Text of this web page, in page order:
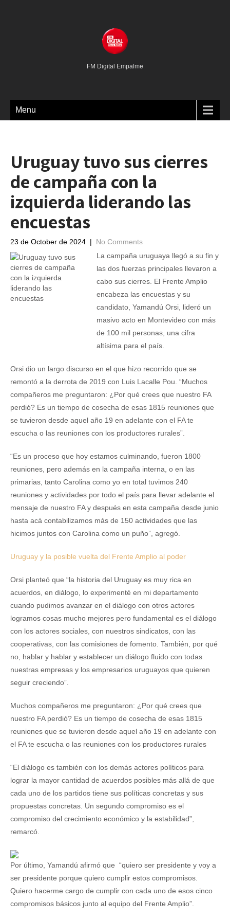
FM Digital Empalme
Menu
Uruguay tuvo sus cierres
de campaña con la
izquierda liderando las
encuestas
23 de October de 2024 | No Comments
La campaña uruguaya llegó a su fin y
las dos fuerzas principales llevaron a
cabo sus cierres. El Frente Amplio
encabeza las encuestas y su
candidato, Yamandú Orsi, lideró un
masivo acto en Montevideo con más
de 100 mil personas, una cifra
altísima para el país.
Orsi dio un largo discurso en el que hizo recorrido que se
remontó a la derrota de 2019 con Luis Lacalle Pou. “Muchos
compañeros me preguntaron: ¿Por qué crees que nuestro FA
perdió? Es un tiempo de cosecha de esas 1815 reuniones que
se tuvieron desde aquel año 19 en adelante con el FA te
escucha o las reuniones con los productores rurales”.
“Es un proceso que hoy estamos culminando, fueron 1800
reuniones, pero además en la campaña interna, o en las
primarias, tanto Carolina como yo en total tuvimos 240
reuniones y actividades por todo el país para llevar adelante el
mensaje de nuestro FA y después en esta campaña desde junio
hasta acá contabilizamos más de 150 actividades que las
hicimos juntos con Carolina como un puño”, agregó.
Uruguay y la posible vuelta del Frente Amplio al poder
Orsi planteó que “la historia del Uruguay es muy rica en
acuerdos, en diálogo, lo experimenté en mi departamento
cuando pudimos avanzar en el diálogo con otros actores
logramos cosas mucho mejores pero fundamental es el diálogo
con los actores sociales, con nuestros sindicatos, con las
cooperativas, con las comisiones de fomento. También, por qué
no, hablar y hablar y establecer un diálogo fluido con todas
nuestras empresas y los empresarios uruguayos que quieren
seguir creciendo”.
Muchos compañeros me preguntaron: ¿Por qué crees que
nuestro FA perdió? Es un tiempo de cosecha de esas 1815
reuniones que se tuvieron desde aquel año 19 en adelante con
el FA te escucha o las reuniones con los productores rurales
“El diálogo es también con los demás actores políticos para
lograr la mayor cantidad de acuerdos posibles más allá de que
cada uno de los partidos tiene sus políticas concretas y sus
propuestas concretas. Un segundo compromiso es el
compromiso del crecimiento económico y la estabilidad”,
remarcó.
Por último, Yamandú afirmó que “quiero ser presidente y voy a
ser presidente porque quiero cumplir estos compromisos.
Quiero hacerme cargo de cumplir con cada uno de esos cinco
compromisos básicos junto al equipo del Frente Amplio”.